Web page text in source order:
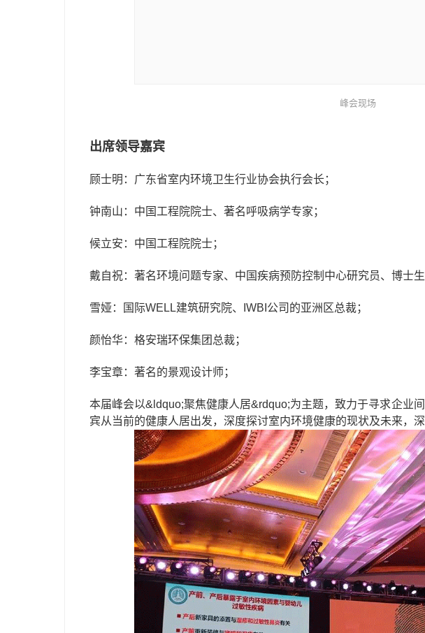
峰会现场
出席领导嘉宾
顾士明：广东省室内环境卫生行业协会执行会长；
钟南山：中国工程院院士、著名呼吸病学专家；
候立安：中国工程院院士；
戴自祝：著名环境问题专家、中国疾病预防控制中心研究员、博士生
雪娅：国际WELL建筑研究院、IWBI公司的亚洲区总裁；
颜怡华：格安瑞环保集团总裁；
李宝章：著名的景观设计师；
本届峰会以&ldquo;聚焦健康人居&rdquo;为主题，致力于寻求企业
宾从当前的健康人居出发，深度探讨室内环境健康的现状及未来，